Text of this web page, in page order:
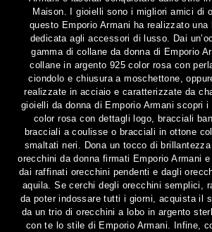
Maison. I gioielli sono i migliori amici di
questo Emporio Armani ha realizzato una
dedicata agli accessori di lusso. Dai
gamma di collane da donna di Emporio
collane in argento 925 color rosa con
ciondolo e chiusura a moschettone,
realizzate in acciaio e caratterizzate da
gioielli da donna di Emporio Armani scopri
color rosa con dettagli logo, bracciali
bracciali a coulisse o bracciali in ottone
smaltati neri. Dona un tocco di
orecchini da donna firmati Emporio Armani
dai raffinati orecchini pendenti e dagli
aquila. Se cerchi degli orecchini semplici,
da poter indossare tutti i giorni, acquista il
da un trio di orecchini a lobo in argento
con te lo stile di Emporio Armani. Infine,